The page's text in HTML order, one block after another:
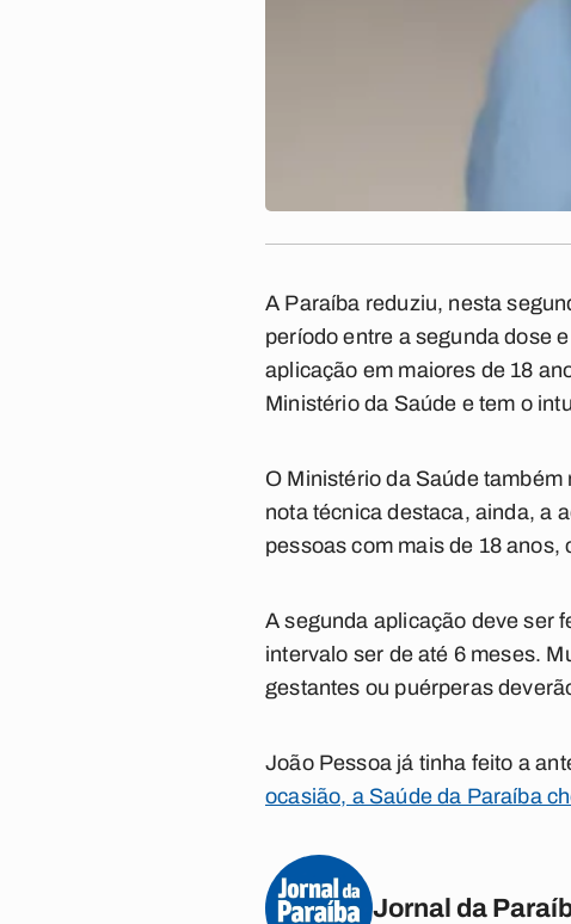
A Paraíba reduziu, nesta
período entre a segunda dose
aplicação em maiores de 18
Ministério da Saúde e tem o
O Ministério da Saúde
nota técnica destaca, ainda, a
pessoas com mais de 18
A segunda aplicação deve ser
intervalo ser de até 6 meses.
gestantes ou puérperas
João Pessoa já tinha feito a
ocasião, a Saúde da Paraíba
Jornal da